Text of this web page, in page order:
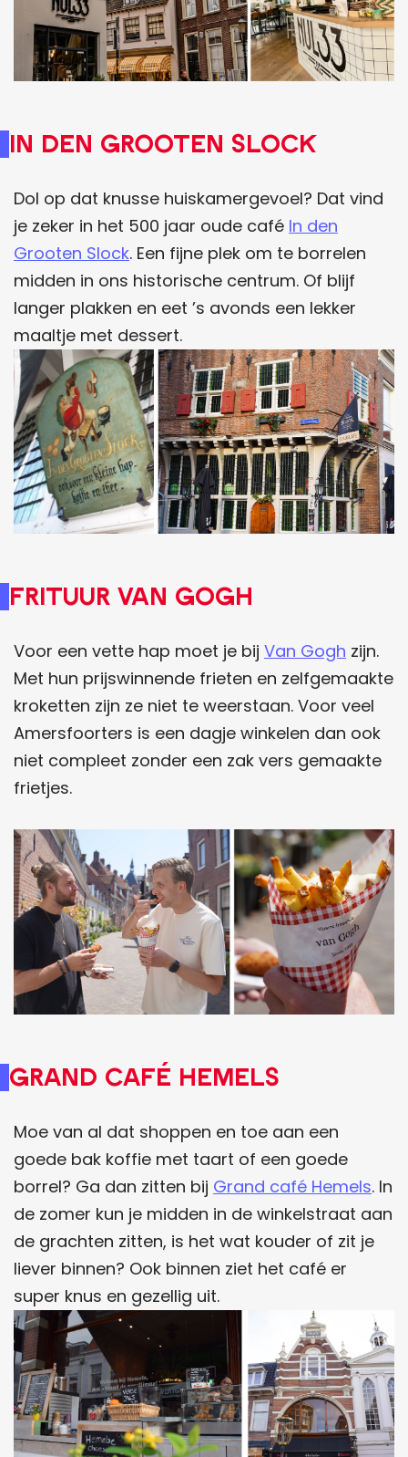
In den Grooten Slock
Dol op dat knusse huiskamergevoel? Dat vind
je zeker in het 500 jaar oude café In den
Grooten Slock. Een fijne plek om te borrelen
midden in ons historische centrum. Of blijf
langer plakken en eet ’s avonds een lekker
maaltje met dessert.
Frituur van Gogh
Voor een vette hap moet je bij Van Gogh zijn.
Met hun prijswinnende frieten en zelfgemaakte
kroketten zijn ze niet te weerstaan. Voor veel
Amersfoorters is een dagje winkelen dan ook
niet compleet zonder een zak vers gemaakte
frietjes.
Grand café Hemels
Moe van al dat shoppen en toe aan een
goede bak koffie met taart of een goede
borrel? Ga dan zitten bij Grand café Hemels. In
de zomer kun je midden in de winkelstraat aan
de grachten zitten, is het wat kouder of zit je
liever binnen? Ook binnen ziet het café er
super knus en gezellig uit.